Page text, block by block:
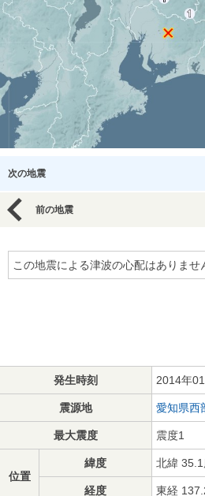
次の地震
前の地震
この地震による津波の心配はありませ
発生時刻 2014年
震源地 愛知県西
最大震度 震度1
位置
緯度 北緯
経度 東経